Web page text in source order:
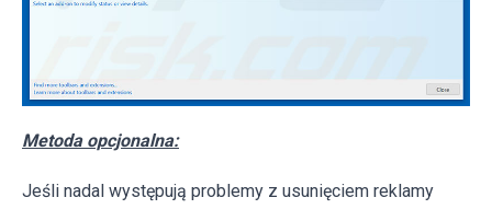
Metoda opcjonalna:
Jeśli nadal występują problemy z usunięciem reklamy